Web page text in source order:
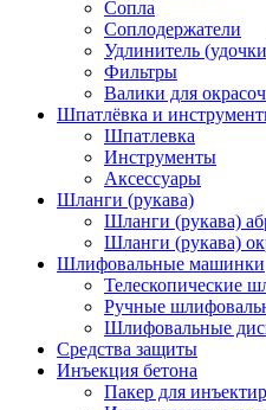
Сопла
Соплодержатели
Удлинитель
Фильтры
Валики для
Шпатлёвка и
Шпатлевка
Инструменты
Аксессуары
Шланги (рукава)
Шланги (рукава)
Шланги (рукава)
Шлифовальные машинки
Ручные
Шлифовальные
Средства защиты
Инъекция бетона
Пакер для